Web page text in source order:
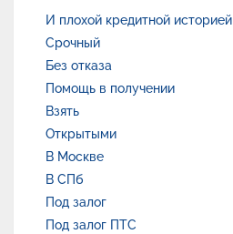
И плохой кредитной историей
Срочный
Без отказа
Помощь в получении
Взять
Открытыми
В Москве
В СПб
Под залог
Под залог ПТС